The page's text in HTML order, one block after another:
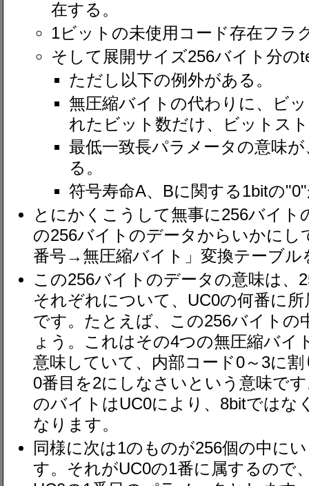
在する。
1ビットの未使用コード存在フラ
そして展開サイズ256バイト分の
ただし以下の例外がある。
無圧縮バイトの代わりに、ビ
れたビット数だけ、ビットス
最低一致長パラメータの意味
る。
符号寿命A、Bに関する1bitの
とにかくこうして無事に256バイ
の256バイトのデータからいかにし
番号→無圧縮バイト」変換テーブル
この256バイトのデータの意味は、
それぞれについて、UC0の何番に
です。たとえば、この256バイトの
ょう。これはその4つの無圧縮バイ
意味していて、内部コード0～3に
0番目を2にしなさいという意味で
のバイトはUC0により、8bitではな
なります。
同様に次は1のものが256個の中に
す。それがUC0の1番に属するので